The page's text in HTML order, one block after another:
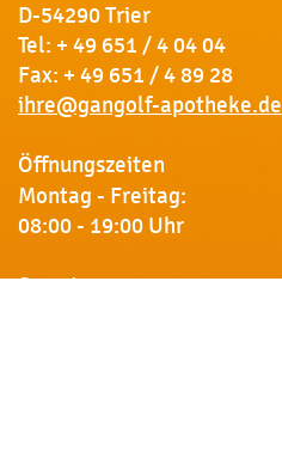
D-54290 Trier
Tel: + 49 651 / 4 04 04
Fax: + 49 651 / 4 89 28
ihre@gangolf-apotheke.de
Öffnungszeiten
Montag - Freitag:
08:00 - 19:00 Uhr
Samstag: